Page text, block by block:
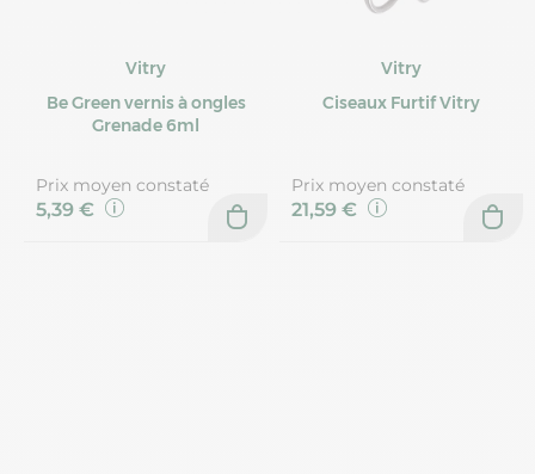
Vitry
Be Green vernis à ongles
Grenade 6ml
Prix moyen constaté
5,39 €
Vitry
Ciseaux Furtif Vitry
Prix moyen constaté
21,59 €